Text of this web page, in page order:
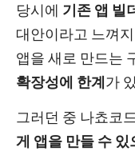
당시에 기존 앱 빌
대안이라고 느껴
앱을 새로 만드는
확장성에 한계가
그러던 중 나쵸코
게 앱을 만들 수